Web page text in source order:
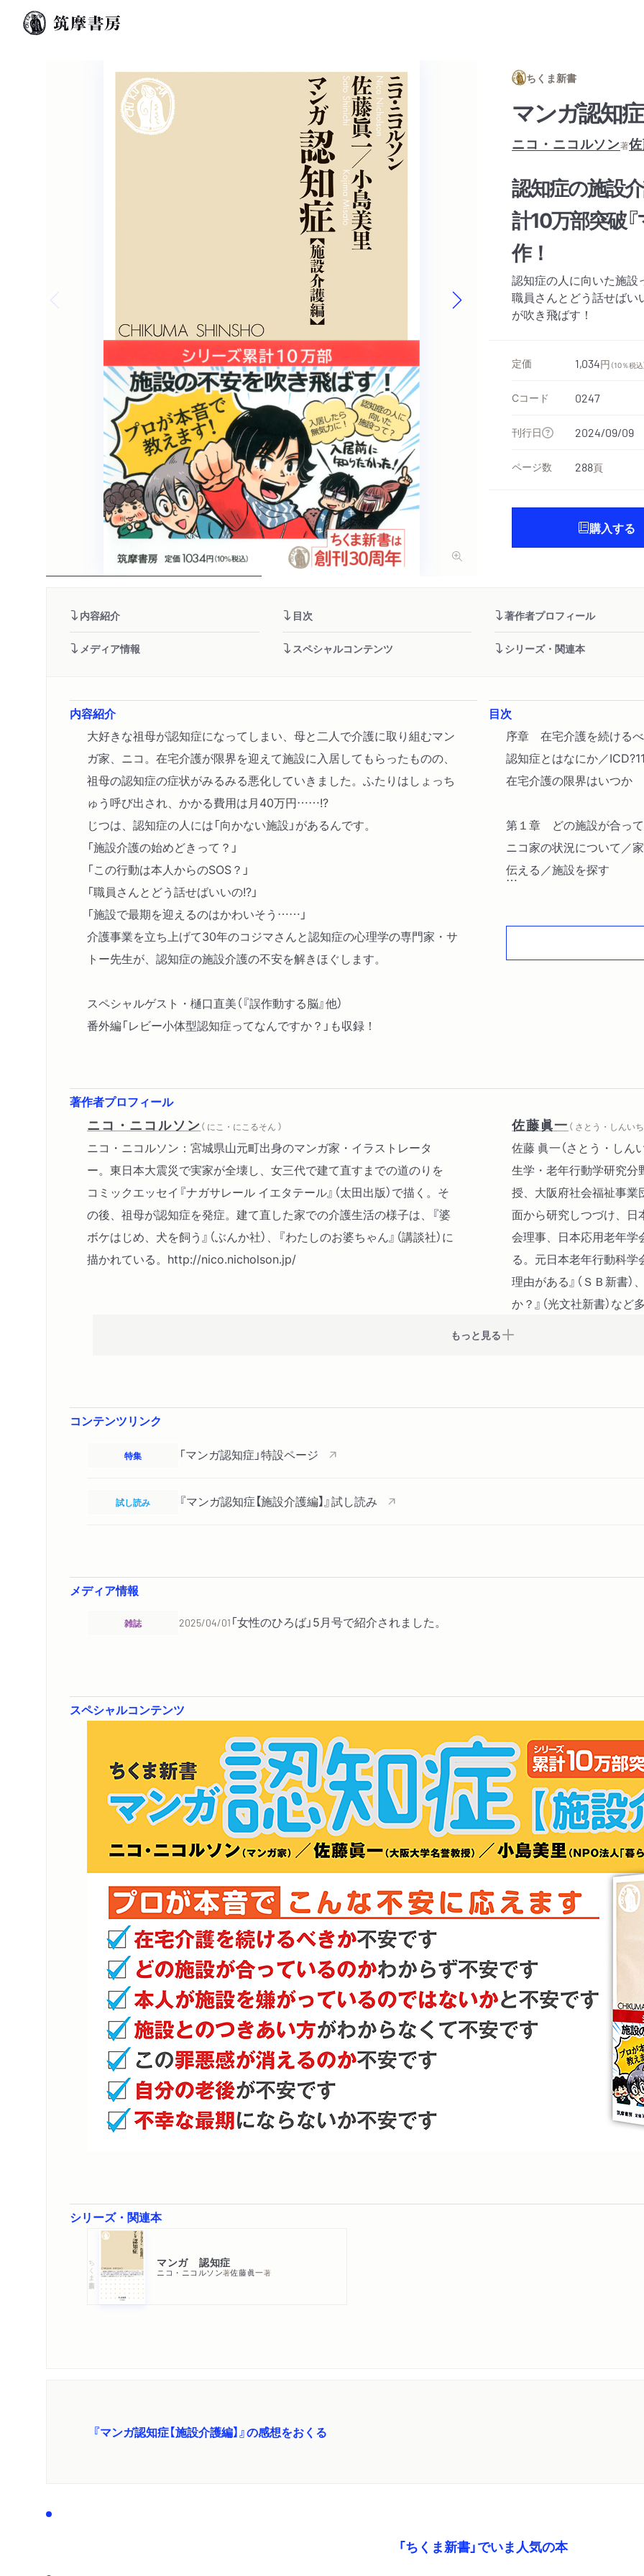
ちくま新書
マンガ認知症
ニコ・ニコルソン著
認知症の施設
計10万部突破
作！
認知症の人に向いた施
職員さんとどう話せば
が吹き飛ばす！
定価 1,034円 （10％税込
Cコード 0247
刊行日 2024/09/09
ページ数 288頁
購入する
内容紹介 目次 著作者プロフィール
メディア情報 スペシャルコンテンツ シリーズ・関連本
内容紹介
大好きな祖母が認知症になってしまい、母と二人で介護に取り組むマン
ガ家、ニコ。在宅介護が限界を迎えて施設に入居してもらったものの、
祖母の認知症の症状がみるみる悪化していきました。ふたりはしょっち
ゅう呼び出され、かかる費用は月40万円……!?
じつは、認知症の人には「向かない施設」があるんです。
「施設介護の始めどきって？」
「この行動は本人からのSOS？」
「職員さんとどう話せばいいの!?」
「施設で最期を迎えるのはかわいそう……」
介護事業を立ち上げて30年のコジマさんと認知症の心理学の専門家・サ
トー先生が、認知症の施設介護の不安を解きほぐします。
スペシャルゲスト・樋口直美（『誤作動する脳』他）
番外編「レビー小体型認知症ってなんですか？」も収録！
目次
序章 在宅介護を続ける
認知症とはなにか／
在宅介護の限界はいつか
第１章 どの施設が合って
ニコ家の状況について／
伝える／施設を探す
施設とすまい／介護老人
知症対応型共同生活介護
くなるのは、職員との相
待の兆候は介護職員同士
第４章 施設とのつきあ
「施設に入れてしまった
起こしたらどうなる？／
み、おやつの差し入れ／
出されたらどうする？／
つくろう
第５章 この罪悪感が消え
入居半年後以降の周辺症
明の場合は？／「えん」
レビー小体型認知症と診
あっても大丈夫／幻視へ
付き合おう／一緒に笑い
番外編 前頭側頭型認知
前頭側頭葉変性症から生
能的な欲求があらわれる
用する／最適解はない
あとがき ニコ･ニコルソン
あとがき 小島美里
おすすめの本
著作者プロフィール
ニコ・ニコルソン（ にこ・にこるそん ）
ニコ・ニコルソン：宮城県山元町出身のマンガ家・イラストレータ
ー。東日本大震災で実家が全壊し、女三代で建て直すまでの道のりを
コミックエッセイ『ナガサレール イエタテール』（太田出版）で描く。そ
の後、祖母が認知症を発症。建て直した家での介護生活の様子は、『婆
ボケはじめ、犬を飼う』（ぶんか社）、『わたしのお婆ちゃん』（講談社）に
描かれている。http://nico.nicholson.jp/
佐藤眞一 （ さとう・しんいち
佐藤 眞一（さとう・しん
生学・老年行動学研究分
授、大阪府社会福祉事業
面から研究しつづけ、日
会理事、日本応用老年学
る。元日本老年行動科学
理由がある』（ＳＢ新書
か？』（光文社新書）など多
もっと見る
コンテンツリンク
特集 「マンガ認知症」特設ページ
試し読み 『マンガ認知症【施設介護編】』試し読み
メディア情報
雑誌 2025/04/01 「女性のひろば」5月号で紹介されました。
スペシャルコンテンツ
シリーズ・関連本
ちくま新書 マンガ 認知症
ニコ・ニコルソン著佐藤眞一著
『マンガ認知症【施設介護編】』の感想をおくる
「ちくま新書」でいま人気の本